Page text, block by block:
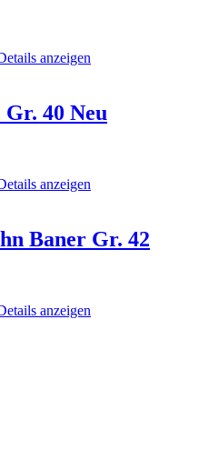
anzeigen
40 Neu
anzeigen
Baner Gr. 42
anzeigen